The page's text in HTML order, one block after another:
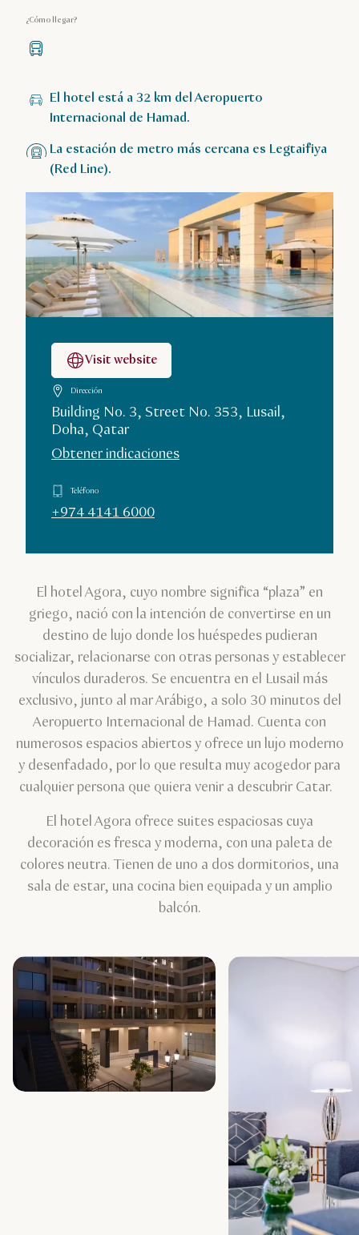
¿Cómo llegar?
El hotel está a 32 km del Aeropuerto
Internacional de Hamad.
La estación de metro más cercana es Legtaifiya
(Red Line).
Visit website
Dirección
Building No. 3, Street No. 353, Lusail,
Doha, Qatar
Obtener indicaciones
Teléfono
+974 4141 6000
El hotel Agora, cuyo nombre significa “plaza” en
griego, nació con la intención de convertirse en un
destino de lujo donde los huéspedes pudieran
socializar, relacionarse con otras personas y establecer
vínculos duraderos. Se encuentra en el Lusail más
exclusivo, junto al mar Arábigo, a solo 30 minutos del
Aeropuerto Internacional de Hamad. Cuenta con
numerosos espacios abiertos y ofrece un lujo moderno
y desenfadado, por lo que resulta muy acogedor para
cualquier persona que quiera venir a descubrir Catar.
El hotel Agora ofrece suites espaciosas cuya
decoración es fresca y moderna, con una paleta de
colores neutra. Tienen de uno a dos dormitorios, una
sala de estar, una cocina bien equipada y un amplio
balcón.